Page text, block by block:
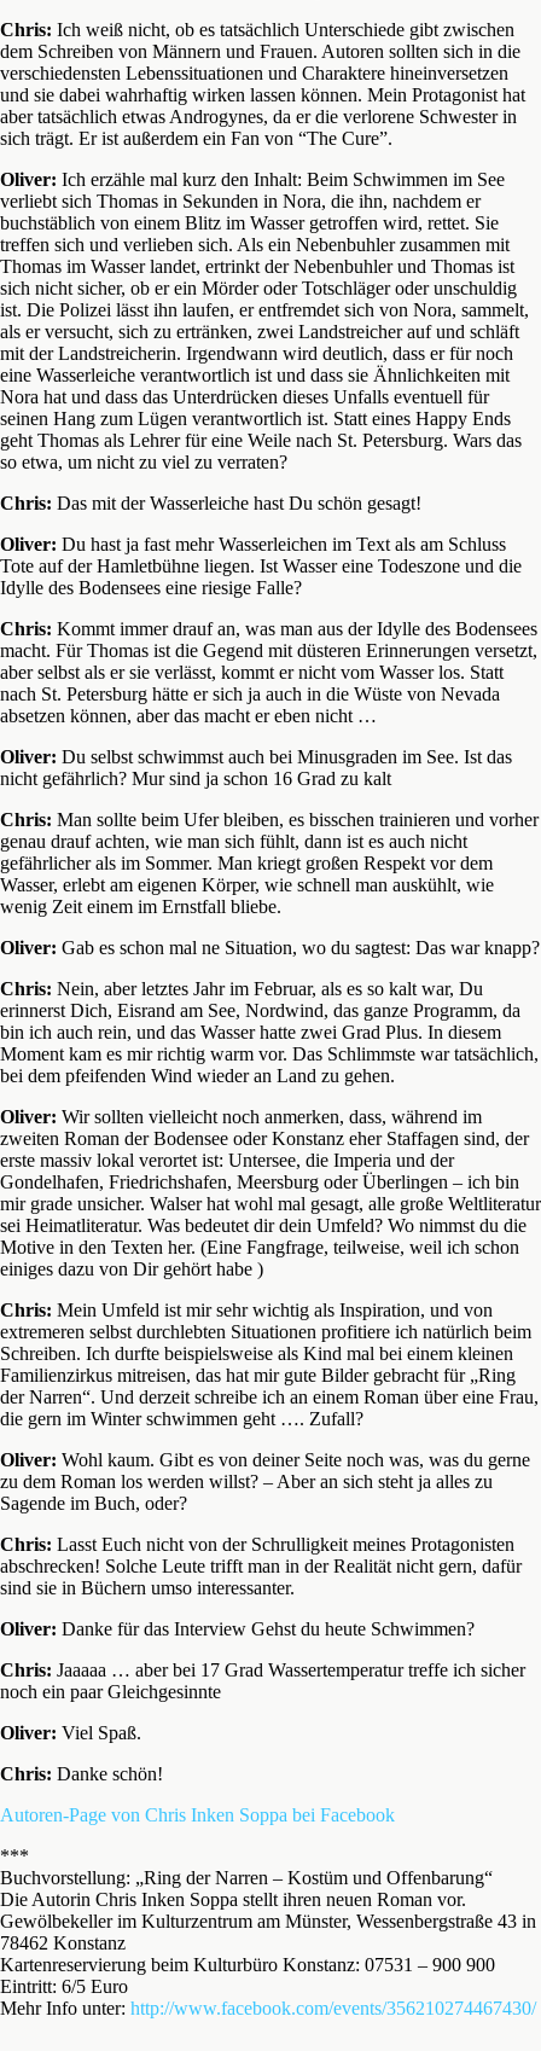
Chris: Ich weiß nicht, ob es tatsächlich Unterschiede gibt zwischen
dem Schreiben von Männern und Frauen. Autoren sollten sich in die
verschiedensten Lebenssituationen und Charaktere hineinversetzen
und sie dabei wahrhaftig wirken lassen können. Mein Protagonist hat
aber tatsächlich etwas Androgynes, da er die verlorene Schwester in
sich trägt. Er ist außerdem ein Fan von “The Cure”.
Oliver: Ich erzähle mal kurz den Inhalt: Beim Schwimmen im See
verliebt sich Thomas in Sekunden in Nora, die ihn, nachdem er
buchstäblich von einem Blitz im Wasser getroffen wird, rettet. Sie
treffen sich und verlieben sich. Als ein Nebenbuhler zusammen mit
Thomas im Wasser landet, ertrinkt der Nebenbuhler und Thomas ist
sich nicht sicher, ob er ein Mörder oder Totschläger oder unschuldig
ist. Die Polizei lässt ihn laufen, er entfremdet sich von Nora, sammelt,
als er versucht, sich zu ertränken, zwei Landstreicher auf und schläft
mit der Landstreicherin. Irgendwann wird deutlich, dass er für noch
eine Wasserleiche verantwortlich ist und dass sie Ähnlichkeiten mit
Nora hat und dass das Unterdrücken dieses Unfalls eventuell für
seinen Hang zum Lügen verantwortlich ist. Statt eines Happy Ends
geht Thomas als Lehrer für eine Weile nach St. Petersburg. Wars das
so etwa, um nicht zu viel zu verraten?
Chris: Das mit der Wasserleiche hast Du schön gesagt!
Oliver: Du hast ja fast mehr Wasserleichen im Text als am Schluss
Tote auf der Hamletbühne liegen. Ist Wasser eine Todeszone und die
Idylle des Bodensees eine riesige Falle?
Chris: Kommt immer drauf an, was man aus der Idylle des Bodensees
macht. Für Thomas ist die Gegend mit düsteren Erinnerungen versetzt,
aber selbst als er sie verlässt, kommt er nicht vom Wasser los. Statt
nach St. Petersburg hätte er sich ja auch in die Wüste von Nevada
absetzen können, aber das macht er eben nicht …
Oliver: Du selbst schwimmst auch bei Minusgraden im See. Ist das
nicht gefährlich? Mur sind ja schon 16 Grad zu kalt
Chris: Man sollte beim Ufer bleiben, es bisschen trainieren und vorher
genau drauf achten, wie man sich fühlt, dann ist es auch nicht
gefährlicher als im Sommer. Man kriegt großen Respekt vor dem
Wasser, erlebt am eigenen Körper, wie schnell man auskühlt, wie
wenig Zeit einem im Ernstfall bliebe.
Oliver: Gab es schon mal ne Situation, wo du sagtest: Das war knapp?
Chris: Nein, aber letztes Jahr im Februar, als es so kalt war, Du
erinnerst Dich, Eisrand am See, Nordwind, das ganze Programm, da
bin ich auch rein, und das Wasser hatte zwei Grad Plus. In diesem
Moment kam es mir richtig warm vor. Das Schlimmste war tatsächlich,
bei dem pfeifenden Wind wieder an Land zu gehen.
Oliver: Wir sollten vielleicht noch anmerken, dass, während im
zweiten Roman der Bodensee oder Konstanz eher Staffagen sind, der
erste massiv lokal verortet ist: Untersee, die Imperia und der
Gondelhafen, Friedrichshafen, Meersburg oder Überlingen – ich bin
mir grade unsicher. Walser hat wohl mal gesagt, alle große Weltliteratur
sei Heimatliteratur. Was bedeutet dir dein Umfeld? Wo nimmst du die
Motive in den Texten her. (Eine Fangfrage, teilweise, weil ich schon
einiges dazu von Dir gehört habe )
Chris: Mein Umfeld ist mir sehr wichtig als Inspiration, und von
extremeren selbst durchlebten Situationen profitiere ich natürlich beim
Schreiben. Ich durfte beispielsweise als Kind mal bei einem kleinen
Familienzirkus mitreisen, das hat mir gute Bilder gebracht für „Ring
der Narren“. Und derzeit schreibe ich an einem Roman über eine Frau,
die gern im Winter schwimmen geht …. Zufall?
Oliver: Wohl kaum. Gibt es von deiner Seite noch was, was du gerne
zu dem Roman los werden willst? – Aber an sich steht ja alles zu
Sagende im Buch, oder?
Chris: Lasst Euch nicht von der Schrulligkeit meines Protagonisten
abschrecken! Solche Leute trifft man in der Realität nicht gern, dafür
sind sie in Büchern umso interessanter.
Oliver: Danke für das Interview Gehst du heute Schwimmen?
Chris: Jaaaaa … aber bei 17 Grad Wassertemperatur treffe ich sicher
noch ein paar Gleichgesinnte
Oliver: Viel Spaß.
Chris: Danke schön!
Autoren-Page von Chris Inken Soppa bei Facebook
***
Buchvorstellung: „Ring der Narren – Kostüm und Offenbarung“
Die Autorin Chris Inken Soppa stellt ihren neuen Roman vor.
Gewölbekeller im Kulturzentrum am Münster, Wessenbergstraße 43 in
78462 Konstanz
Kartenreservierung beim Kulturbüro Konstanz: 07531 – 900 900
Eintritt: 6/5 Euro
Mehr Info unter: http://www.facebook.com/events/356210274467430/